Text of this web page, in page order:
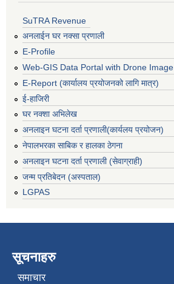
SuTRA Revenue
अनलाईन घर नक्सा प्रणाली
E-Profile
Web-GIS Data Portal with Drone Image
E-Report (कार्यालय प्रयोजनको लागि मात्र)
ई-हाजिरी
घर नक्शा अभिलेख
अनलाइन घटना दर्ता प्रणाली(कार्यलय प्रयोजन)
नेपालभरका साबिक र हालका ठेगना
अनलाइन घटना दर्ता प्रणाली (सेवाग्राही)
जन्म प्रतिबेदन (अस्पताल)
LGPAS
सूचनाहरु
समाचार